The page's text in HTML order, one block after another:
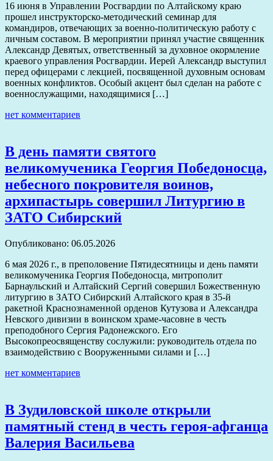
16 июня в Управлении Росгвардии по Алтайскому краю
прошел инструкторско-методический семинар для
командиров, отвечающих за военно-политическую работу с
личным составом. В мероприятии принял участие священник
Александр Девятых, ответственный за духовное окормление
краевого управления Росгвардии. Иерей Александр выступил
перед офицерами с лекцией, посвященной духовным основам
военных конфликтов. Особый акцент был сделан на работе с
военнослужащими, находящимися […]
нет комментариев
В день памяти святого
великомученика Георгия Победоносца,
небесного покровителя воинов,
архипастырь совершил Литургию в
ЗАТО Сибирский
Опубликовано: 06.05.2026
6 мая 2026 г., в преполовение Пятидесятницы и день памяти
великомученика Георгия Победоносца, митрополит
Барнаульский и Алтайский Сергий совершил Божественную
литургию в ЗАТО Сибирский Алтайского края в 35-й
ракетной Краснознаменной орденов Кутузова и Александра
Невского дивизии в воинском храме-часовне в честь
преподобного Сергия Радонежского. Его
Высокопреосвященству сослужили: руководитель отдела по
взаимодействию с Вооруженными силами и […]
нет комментариев
В Зудиловской школе открыли
памятный стенд в честь героя-афганца
Валерия Васильева